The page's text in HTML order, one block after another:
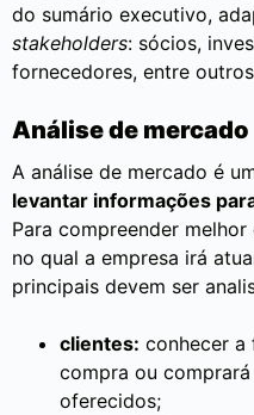
do sumário executivo,
stakeholders: sócios,
fornecedores, entre
Análise de mercado
A análise de mercado é
levantar informações
Para compreender
no qual a empresa irá
principais devem ser
clientes: conhecer a
compra ou
oferecidos;